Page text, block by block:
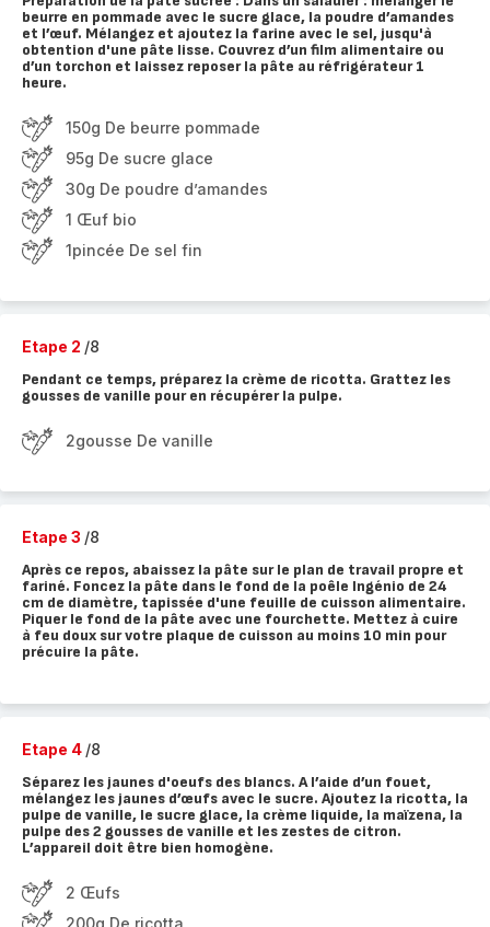
beurre en pommade avec le sucre glace, la poudre d’amandes
et l’œuf. Mélangez et ajoutez la farine avec le sel, jusqu'à
obtention d'une pâte lisse. Couvrez d’un film alimentaire ou
d’un torchon et laissez reposer la pâte au réfrigérateur 1
heure.
150g De beurre pommade
95g De sucre glace
30g De poudre d’amandes
1 Œuf bio
1pincée De sel fin
Etape 2 /8
Pendant ce temps, préparez la crème de ricotta. Grattez les
gousses de vanille pour en récupérer la pulpe.
2gousse De vanille
Etape 3 /8
Après ce repos, abaissez la pâte sur le plan de travail propre et
fariné. Foncez la pâte dans le fond de la poêle Ingénio de 24
cm de diamètre, tapissée d'une feuille de cuisson alimentaire.
Piquer le fond de la pâte avec une fourchette. Mettez à cuire
à feu doux sur votre plaque de cuisson au moins 10 min pour
précuire la pâte.
Etape 4 /8
Séparez les jaunes d'oeufs des blancs. A l’aide d’un fouet,
mélangez les jaunes d’œufs avec le sucre. Ajoutez la ricotta, la
pulpe de vanille, le sucre glace, la crème liquide, la maïzena, la
pulpe des 2 gousses de vanille et les zestes de citron.
L’appareil doit être bien homogène.
2 Œufs
200g De ricotta